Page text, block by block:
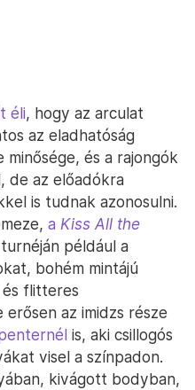
éli, hogy az arculat
az eladhatóság
és a rajongók
de az előadókra
is tudnak azonosulni.
a Kiss All the
turnéján például a
bohém mintájú
flitteres
erősen az imidzs része
is, aki csillogós
visel a színpadon.
kivágott bodyban,